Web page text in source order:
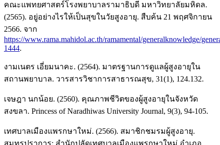
คณะแพทยศาสตร์โรงพยาบาลรามาธิบดี มหาวิทยาลัยมหิดล.
(2565). อยู่อย่างไรให้เป็นสุขในวัยสูงอายุ. สืบค้น 21 พฤศจิกายน
2566. จาก
https://www.rama.mahidol.ac.th/ramamental/generalknowledge/
1444.
งามเนตร เอี่ยมนาคะ. (2564). มาตรฐานการดูแลผู้สูงอายุใน
สถานพยาบาล. วารสารวิชาการสาธารณสุข, 31(1), 124.132.
เจษฎา นกน้อย. (2560). คุณภาพชีวิตของผู้สูงอายุในจังหวัด
สงขลา. Princess of Naradhiwas University Journal, 9(3), 94-105.
เทศบาลเมืองแพรกษาใหม่. (2566). สมาชิกชมรมผู้สูงอายุ.